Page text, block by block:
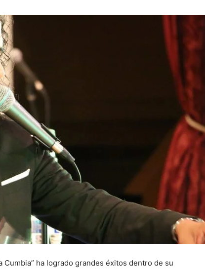
Escandalos,Morbo,
Cumbia” ha logrado grandes éxitos dentro de su